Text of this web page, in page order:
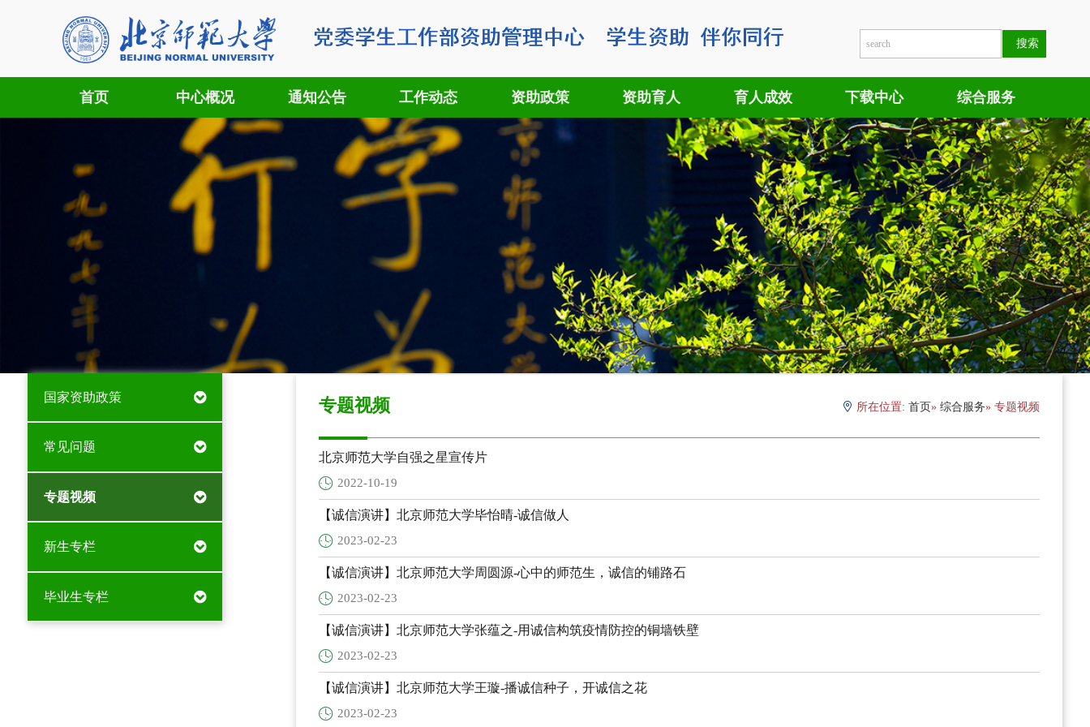
首页 中心概况 通知公告 工作动态 资助政策 资助育人 育人成效 下载中心 综合服务
国家资助政策
常见问题
专题视频
新生专栏
毕业生专栏
专题视频 所在位置: 首页» 综合服务» 专题视频
北京师范大学自强之星宣传片
2022-10-19
【诚信演讲】北京师范大学毕怡晴-诚信做人
2023-02-23
【诚信演讲】北京师范大学周圆源-心中的师范生，诚信的铺路石
2023-02-23
【诚信演讲】北京师范大学张蕴之-用诚信构筑疫情防控的铜墙铁壁
2023-02-23
【诚信演讲】北京师范大学王璇-播诚信种子，开诚信之花
2023-02-23